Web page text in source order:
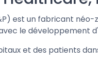
est un fabricant
le développement
et des patients